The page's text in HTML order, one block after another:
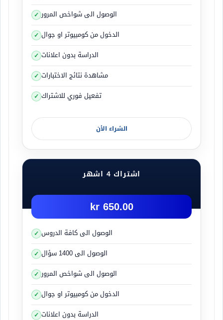
الوصول الى شواخص المرور
الدخول من كومبيوتر او جوال
الدراسة بدون اعلانات
مشاهدة نتائج الاختبارات
تفعيل فوري للاشتراك
الشراء الأن
اشتراك 4 اشهر
650.00 kr
الوصول الى كافة الدروس
الوصول الى 1400 سؤال
الوصول الى شواخص المرور
الدخول من كومبيوتر او جوال
الدراسة بدون اعلانات